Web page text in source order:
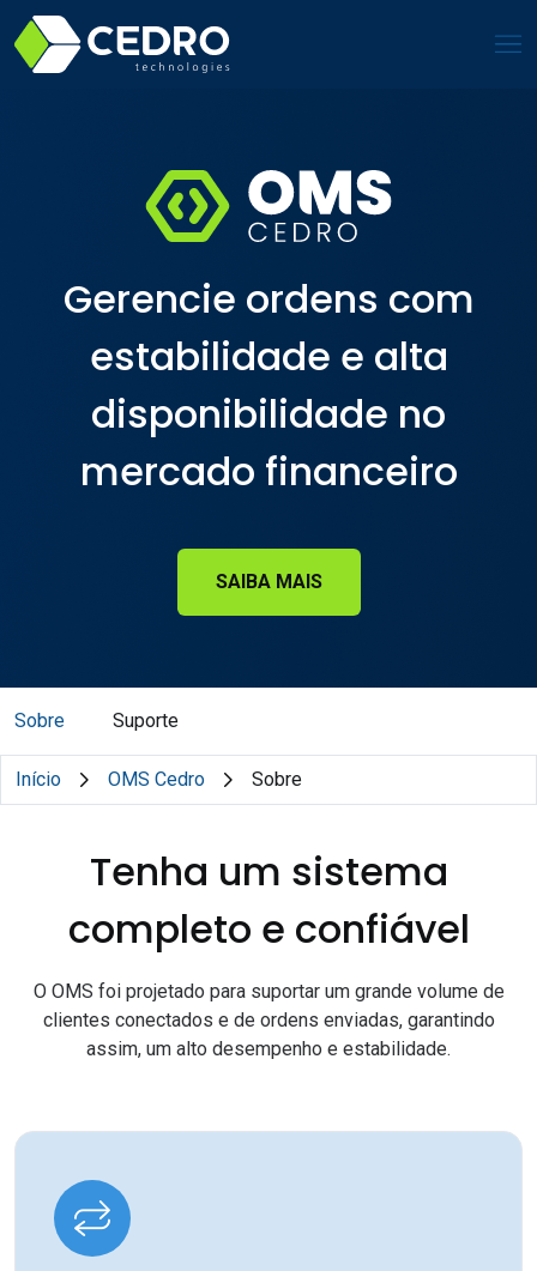
Gerencie ordens com
estabilidade e alta
disponibilidade no
mercado financeiro
SAIBA MAIS
Sobre Suporte
Início OMS Cedro Sobre
Tenha um sistema
completo e confiável
O OMS foi projetado para suportar um grande volume de
clientes conectados e de ordens enviadas, garantindo
assim, um alto desempenho e estabilidade.